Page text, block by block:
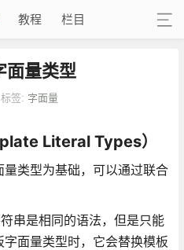
教程 栏目
量类型
标签: 字面量
Literal Types）
类型为基础，可以通过联合
串是相同的语法，但是只能
面量类型时，它会替换模板